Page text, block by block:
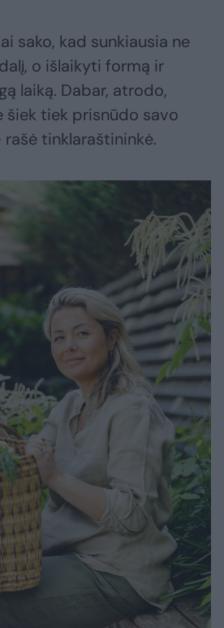
sako, kad sunkiausia ne
o išlaikyti formą ir
laiką. Dabar, atrodo,
šiek tiek prisnūdo savo
rašė tinklaraštininkė.